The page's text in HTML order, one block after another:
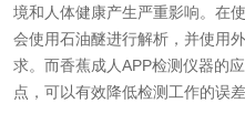
境和人体健康产生严重影响。在
会使用石油醚进行解析，并使用
求。而香蕉成人APP检测仪器的
点，可以有效降低检测工作的误差